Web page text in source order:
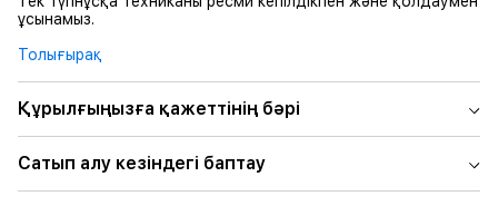
ұсынамыз.
Толығырақ
Құрылғыңызға қажеттінің бәрі
Сатып алу кезіндегі баптау